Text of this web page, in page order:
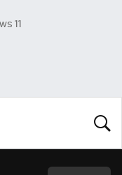
11